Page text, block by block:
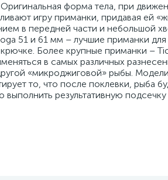
форма тела, при
игру приманки, придавая ей
в передней части и небольшой
51 и 61 мм – лучшие приманки
Более крупные приманки –
в самых различных
«микроджиговой» рыбы.
то, что после поклевки, рыба
выполнить результативную подсечку